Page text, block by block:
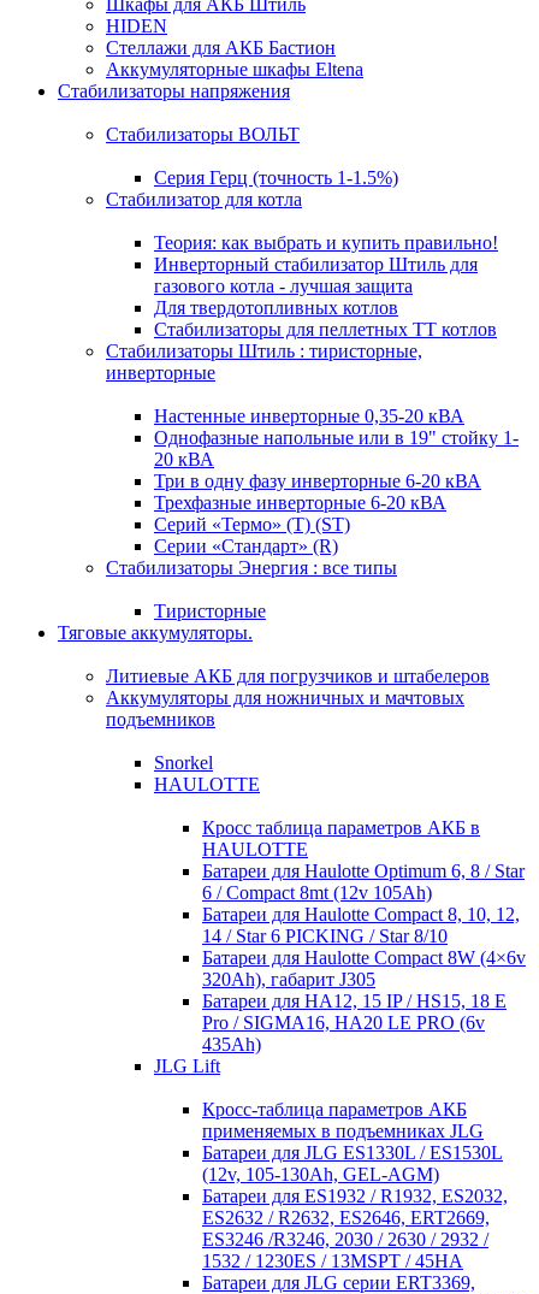
Шкафы для АКБ Штиль
HIDEN
Стеллажи для АКБ Бастион
Аккумуляторные шкафы Eltena
Стабилизаторы напряжения
Стабилизаторы ВОЛЬТ
Серия Герц (точность 1-1.5%)
Стабилизатор для котла
Теория: как выбрать и купить правильно!
Инверторный стабилизатор Штиль для
газового котла - лучшая защита
Для твердотопливных котлов
Стабилизаторы для пеллетных ТТ котлов
Стабилизаторы Штиль : тиристорные,
инверторные
Настенные инверторные 0,35-20 кВА
Однофазные напольные или в 19" стойку 1-
20 кВА
Три в одну фазу инверторные 6-20 кВА
Трехфазные инверторные 6-20 кВА
Серий «Термо» (T) (ST)
Серии «Стандарт» (R)
Стабилизаторы Энергия : все типы
Тиристорные
Тяговые аккумуляторы.
Литиевые АКБ для погрузчиков и штабелеров
Аккумуляторы для ножничных и мачтовых
подъемников
Snorkel
HAULOTTE
Кросc таблица параметров АКБ в
HAULOTTE
Батареи для Haulotte Optimum 6, 8 / Star
6 / Compact 8mt (12v 105Ah)
Батареи для Haulotte Compact 8, 10, 12,
14 / Star 6 PICKING / Star 8/10
Батареи для Haulotte Compact 8W (4×6v
320Ah), габарит J305
Батареи для HA12, 15 IP / HS15, 18 E
Pro / SIGMA16, HA20 LE PRO (6v
435Ah)
JLG Lift
Кросc-таблица параметров АКБ
применяемых в подъемниках JLG
Батареи для JLG ES1330L / ES1530L
(12v, 105-130Ah, GEL-AGM)
Батареи для ES1932 / R1932, ES2032,
ES2632 / R2632, ES2646, ERT2669,
ES3246 /R3246, 2030 / 2630 / 2932 /
1532 / 1230ES / 13MSPT / 45HA
Батареи для JLG серии ERT3369,